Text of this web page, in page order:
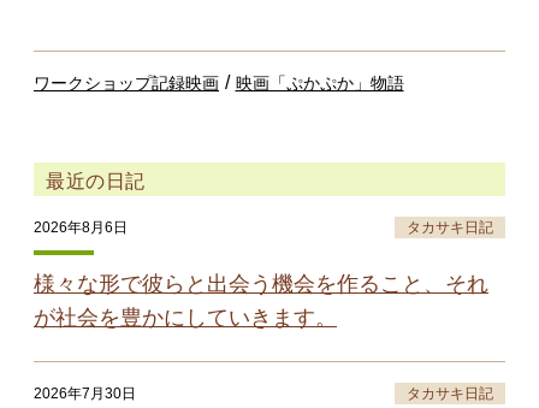
ワークショップ記録映画 / 映画「ぷかぷか」物語
最近の日記
2026年8月6日 タカサキ日記
様々な形で彼らと出会う機会を作ること、それ
が社会を豊かにしていきます。
2026年7月30日 タカサキ日記